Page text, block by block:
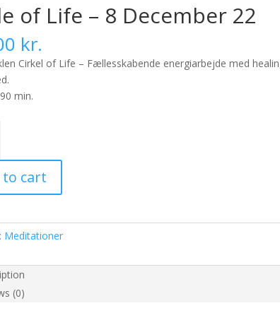
of Life – 8 December 22
kr.
Cirkel of Life – Fællesskabende energiarbejde med
min.
to cart
Meditationer
(0)